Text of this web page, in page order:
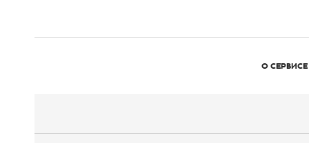
О СЕРВИСЕ